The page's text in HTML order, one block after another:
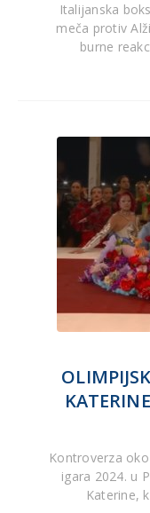
Italijanska
meča protiv
burne
Kontroverza
igara 2024. u
Katerine,